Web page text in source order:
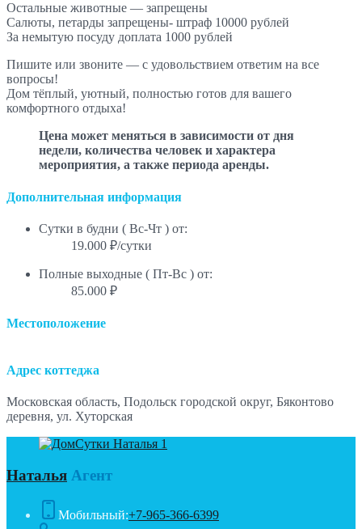
Остальные животные — запрещены
Салюты, петарды запрещены- штраф 10000 рублей
За немытую посуду доплата 1000 рублей
Пишите или звоните — с удовольствием ответим на все
вопросы!
Дом тёплый, уютный, полностью готов для вашего
комфортного отдыха!
Цена может меняться в зависимости от дня
недели, количества человек и характера
мероприятия, а также периода аренды.
Дополнительная информация
Сутки в будни ( Вс-Чт ) от:
19.000 ₽/сутки
Полные выходные ( Пт-Вс ) от:
85.000 ₽
Местоположение
Адрес коттеджа
Московская область, Подольск городской округ, Бяконтово
деревня, ул. Хуторская
Наталья Агент
Мобильный:+7-965-366-6399